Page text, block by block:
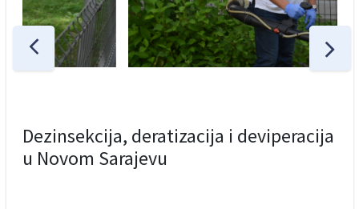
Dezinsekcija, deratizacija i deviperacija
u Novom Sarajevu